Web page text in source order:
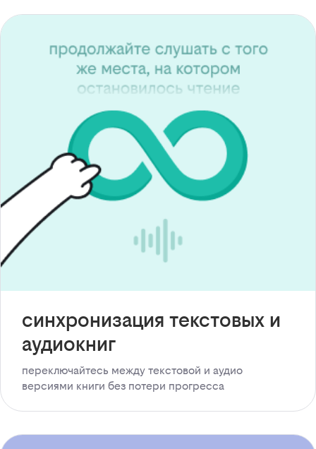
синхронизация текстовых и
аудиокниг
переключайтесь между текстовой и аудио
версиями книги без потери прогресса